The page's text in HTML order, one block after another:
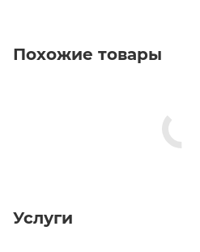
Похожие товары
Услуги